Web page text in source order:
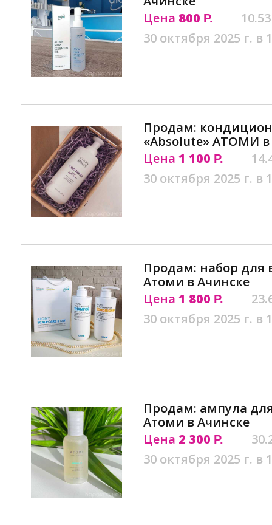
Цена 800 Р.
30 октября 2025 г. в
Продам:
«Absolute» АТОМИ в
Цена 1 100 Р.
30 октября 2025 г. в
Продам: набор для
Атоми в Ачинске
Цена 1 800 Р.
30 октября 2025 г. в
Продам: ампула
Атоми в Ачинске
Цена 2 300 Р.
30 октября 2025 г. в